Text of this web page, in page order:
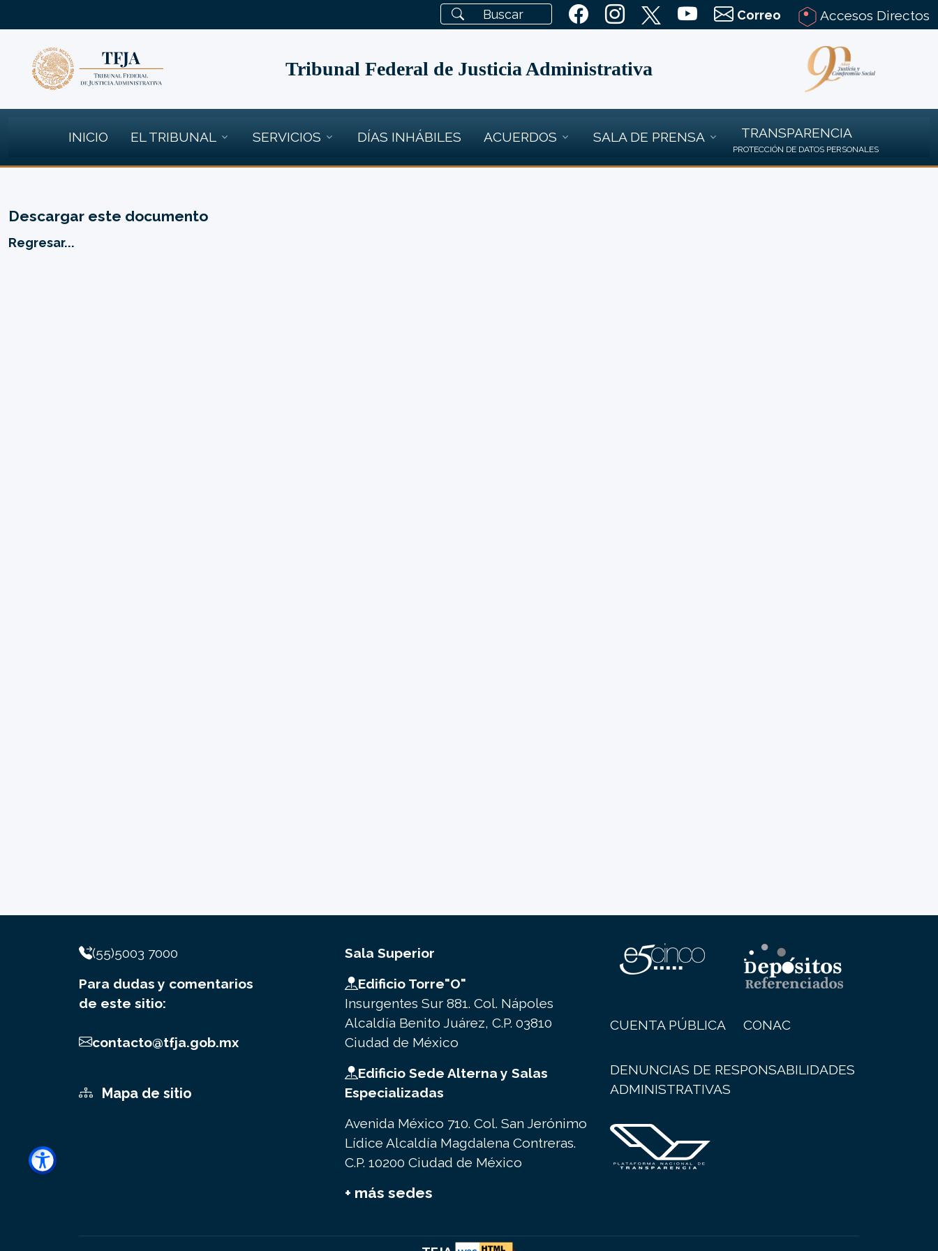
Correo Accesos Directos
Tribunal Federal de Justicia Administrativa
INICIO EL TRIBUNAL SERVICIOS DÍAS INHÁBILES ACUERDOS SALA DE PRENSA TRANSPARENCIA
PROTECCIÓN DE DATOS PERSONALES
Descargar este documento
Regresar...
(55)5003 7000
Para dudas y comentarios
de este sitio:
contacto@tfja.gob.mx
Mapa de sitio
Sala Superior
Edificio Torre"O"
Insurgentes Sur 881. Col. Nápoles
Alcaldía Benito Juárez, C.P. 03810
Ciudad de México
Edificio Sede Alterna y Salas
Especializadas
Avenida México 710. Col. San Jerónimo
Lídice Alcaldía Magdalena Contreras.
C.P. 10200 Ciudad de México
+ más sedes
CUENTA PÚBLICA CONAC
DENUNCIAS DE RESPONSABILIDADES
ADMINISTRATIVAS